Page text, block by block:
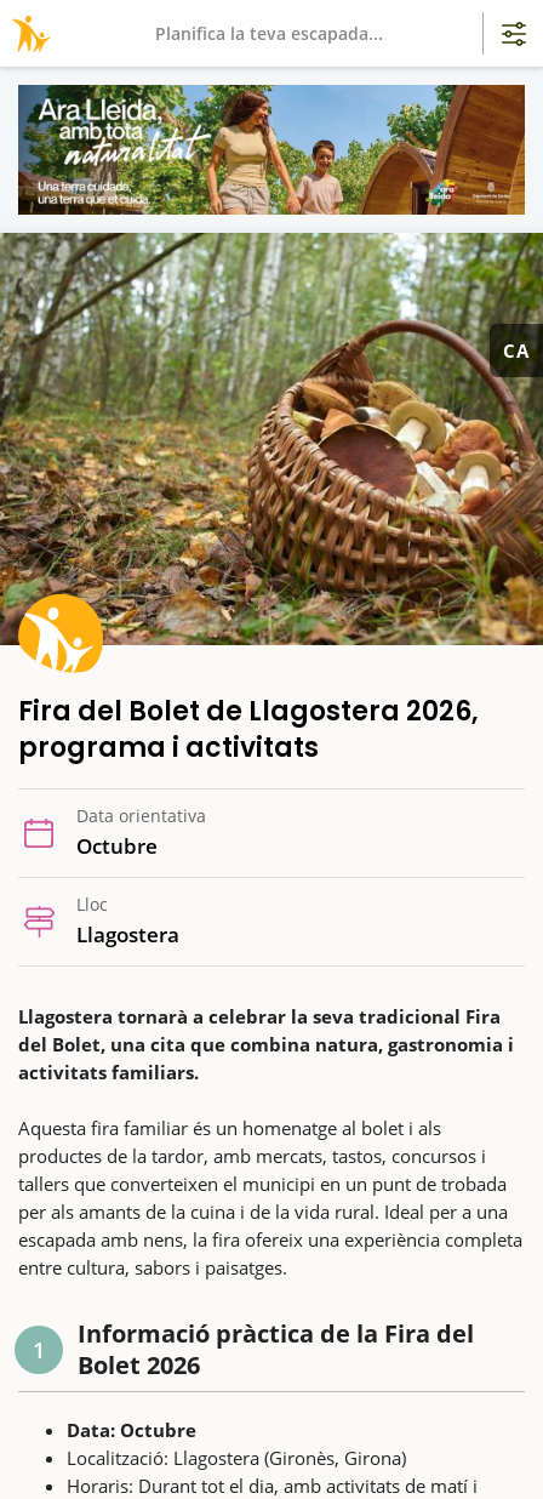
CA
Fira del Bolet de Llagostera 2026,
programa i activitats
Data orientativa
Octubre
Lloc
Llagostera
Llagostera tornarà a celebrar la seva tradicional Fira
del Bolet, una cita que combina natura, gastronomia i
activitats familiars.
Aquesta fira familiar és un homenatge al bolet i als
productes de la tardor, amb mercats, tastos, concursos i
tallers que converteixen el municipi en un punt de trobada
per als amants de la cuina i de la vida rural. Ideal per a una
escapada amb nens, la fira ofereix una experiència completa
entre cultura, sabors i paisatges.
1
Informació pràctica de la Fira del
Bolet 2026
Data: Octubre
Localització: Llagostera (Gironès, Girona)
Horaris: Durant tot el dia, amb activitats de matí i
Planifica la teva escapada...